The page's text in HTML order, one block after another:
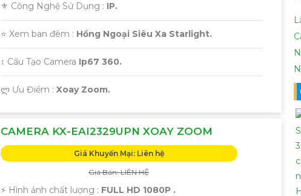
⚜️ Công Nghệ Sử Dụng : IP.
⭐ Xem ban đêm : Hồng Ngoại Siêu Xa Starlight.
↕️ Cấu Tạo Camera Ip67 360.
️ლ Ưu Điểm : Xoay Zoom.
CAMERA KX-EAI2329UPN XOAY ZOOM
Giá Khuyến Mại: Liên hệ
Giá Bán: LIÊN HỆ
️⚡ Hình ảnh chất lượng : FULL HD 1080P .